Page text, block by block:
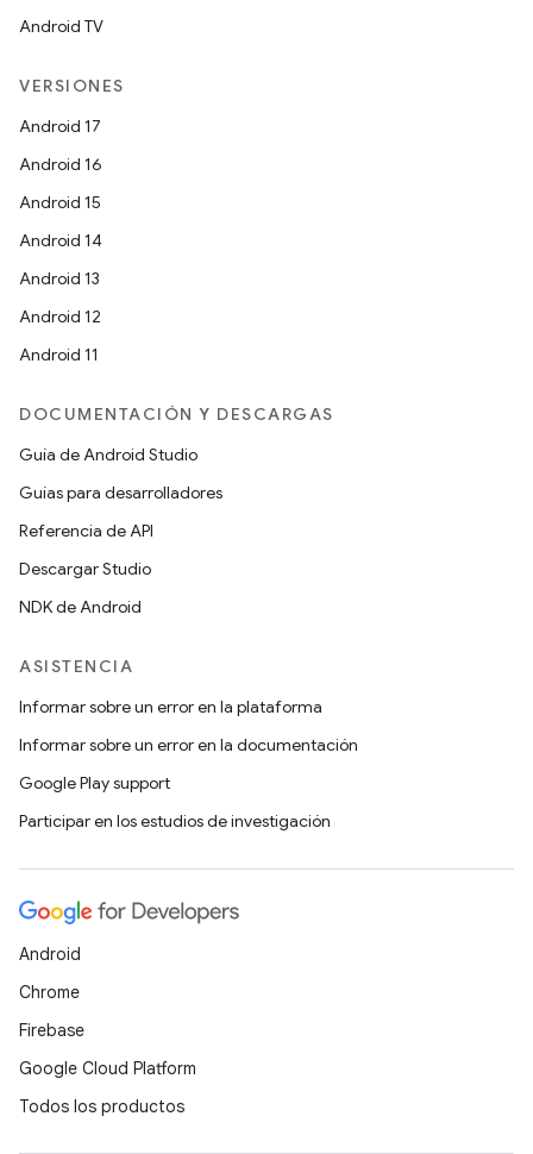
Android TV
VERSIONES
Android 17
Android 16
Android 15
Android 14
Android 13
Android 12
Android 11
DOCUMENTACIÓN Y DESCARGAS
Guía de Android Studio
Guías para desarrolladores
Referencia de API
Descargar Studio
NDK de Android
ASISTENCIA
Informar sobre un error en la plataforma
Informar sobre un error en la documentación
Google Play support
Participar en los estudios de investigación
Android
Chrome
Firebase
Google Cloud Platform
Todos los productos